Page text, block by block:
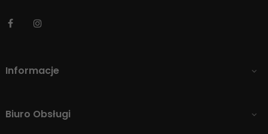
Facebook
Informacje 
Biuro Obsługi 